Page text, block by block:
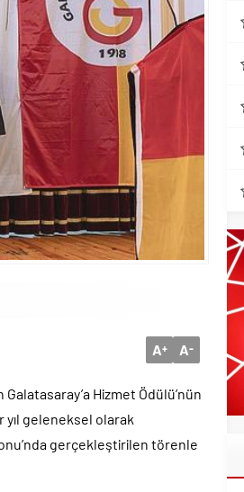
A+ A-
Galatasaray’a Hizmet Ödülü’nün
yıl geleneksel olarak
gerçekleştirilen törenle